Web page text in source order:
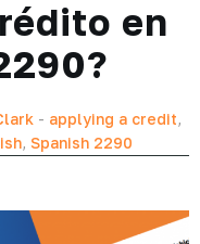
en
- applying a credit,
, Spanish 2290